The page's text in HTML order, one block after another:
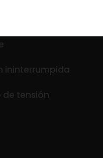
ininterrumpida
de tensión